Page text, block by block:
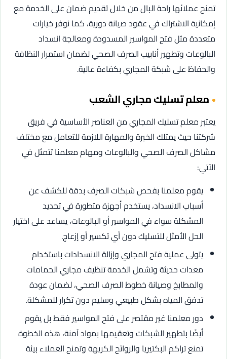
تمنح عملائها راحة البال من خلال تقديم ضمان على الخدمة مع
إمكانية الاشتراك في عقود صيانة دورية، كما نوفر خيارات
متعددة مثل فتح المواسير المسدودة ومعالجة انسداد
البالوعات وتطهير أنابيب الصرف الصحي لضمان استمرار النظافة
والحفاظ على شبكة المجاري بكفاءة عالية.
معلم تسليك مجاري الشعب
يعتبر معلم تسليك المجاري من العناصر الأساسية في فريق
شركتنا حيث يمتلك الخبرة والمهارة اللازمة للتعامل مع مختلف
مشاكل الصرف الصحي والبالوعات ومهام معلمنا تتمثل في
الآتي:
يقوم معلمنا بفحص شبكات الصرف بدقة للكشف عن
أسباب الانسداد، يستخدم أجهزة متطورة في تحديد
المشكلة سواء في المواسير أو البالوعات، يساعد على اختيار
الحل الأمثل للتسليك دون أي تكسير أو إزعاج.
يتولى عملية فتح المجاري وإزالة الانسدادات باستخدام
معدات حديثة وتشمل الخدمة تنظيف مجاري الحمامات
والمطابخ وصيانة خطوط الصرف الصحي، لضمان عودة
تدفق المياه بشكل طبيعي وسليم دون تكرار للمشكلة.
دور معلمنا غير مقتصر على فتح المواسير فقط بل يقوم
أيضًا بتطهير الشبكات وتعقيمها بمواد آمنة، هذه الخطوة
تمنع تراكم البكتيريا والروائح الكريهة وتمنح العملاء بيئة